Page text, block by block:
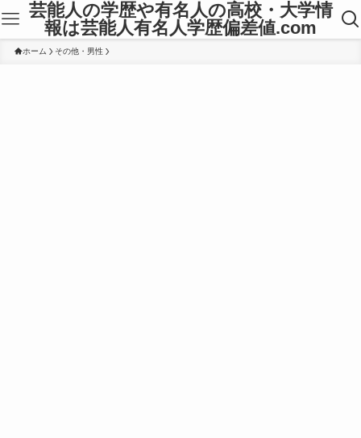
芸能人の学歴や有名人の高校・大学情
報は芸能人有名人学歴偏差値.com
ホーム その他・男性